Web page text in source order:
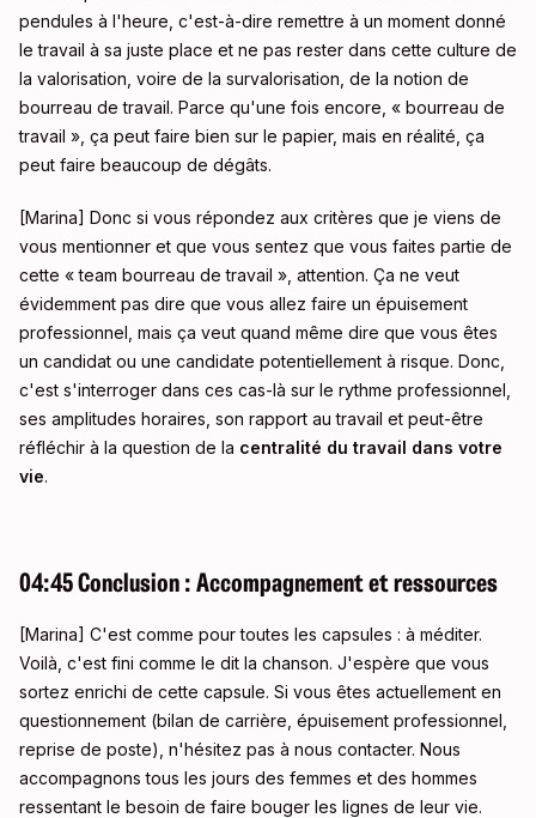
pendules à l'heure, c'est-à-dire remettre à un moment donné
le travail à sa juste place et ne pas rester dans cette culture de
la valorisation, voire de la survalorisation, de la notion de
bourreau de travail. Parce qu'une fois encore, « bourreau de
travail », ça peut faire bien sur le papier, mais en réalité, ça
peut faire beaucoup de dégâts.
[Marina] Donc si vous répondez aux critères que je viens de
vous mentionner et que vous sentez que vous faites partie de
cette « team bourreau de travail », attention. Ça ne veut
évidemment pas dire que vous allez faire un épuisement
professionnel, mais ça veut quand même dire que vous êtes
un candidat ou une candidate potentiellement à risque. Donc,
c'est s'interroger dans ces cas-là sur le rythme professionnel,
ses amplitudes horaires, son rapport au travail et peut-être
réfléchir à la question de la centralité du travail dans votre
vie.
04:45 Conclusion : Accompagnement et ressources
[Marina] C'est comme pour toutes les capsules : à méditer.
Voilà, c'est fini comme le dit la chanson. J'espère que vous
sortez enrichi de cette capsule. Si vous êtes actuellement en
questionnement (bilan de carrière, épuisement professionnel,
reprise de poste), n'hésitez pas à nous contacter. Nous
accompagnons tous les jours des femmes et des hommes
ressentant le besoin de faire bouger les lignes de leur vie.